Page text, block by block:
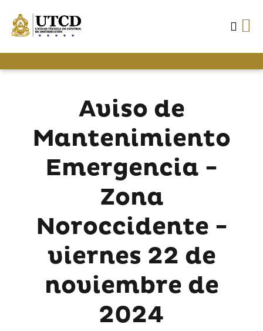
Aviso de
Mantenimiento
Emergencia -
Zona
Noroccidente -
viernes 22 de
noviembre de
2024